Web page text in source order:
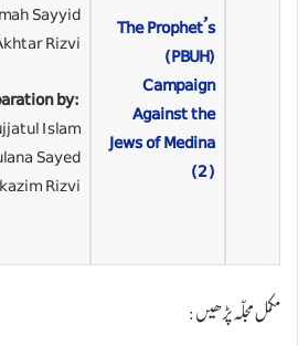
The Prophet’s
(PBUH)
Campaign
Against the
Jews of Medina
(2)
Sayyid
Rizvi
by:
Islam
Sayed
kazim Rizvi
مکمل مجلہ پڑھیں: